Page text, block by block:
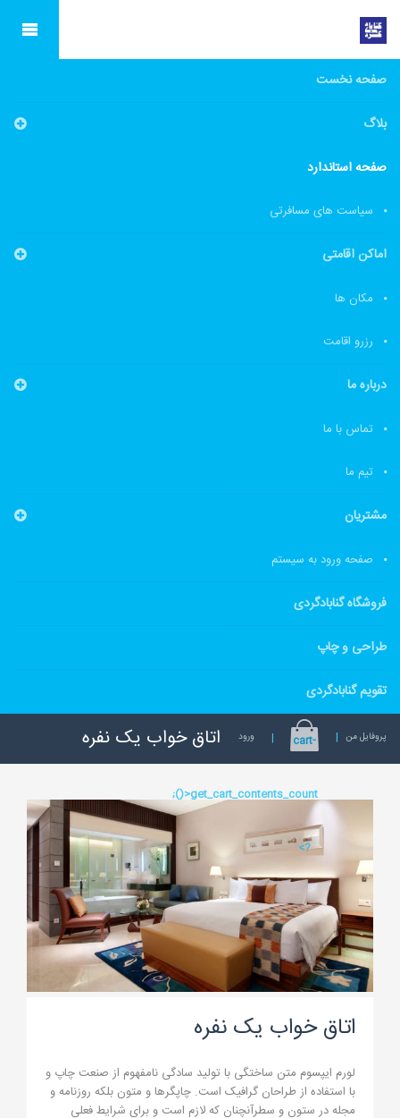
صفحه نخست
بلاگ
صفحه استاندارد
سیاست های مسافرتی
اماکن اقامتی
مکان ها
رزرو اقامت
درباره ما
تماس با ما
تیم ما
مشتریان
صفحه ورود به سیستم
فروشگاه گنابادگردی
طراحی و چاپ
تقویم گنابادگردی
پروفایل من cart-
>get_cart_contents_count();
?>
ورود اتاق خواب یک نفره
اتاق خواب یک نفره
لورم ایپسوم متن ساختگی با تولید سادگی نامفهوم از صنعت چاپ و
با استفاده از طراحان گرافیک است. چاپگرها و متون بلکه روزنامه و
مجله در ستون و سطرآنچنان که لازم است و برای شرایط فعلی